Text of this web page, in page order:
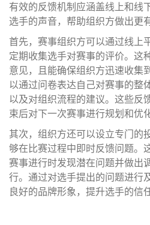
有效的反馈机制应涵盖线上和线
选手的声音，帮助组织方做出更
首先，赛事组织方可以通过线上
定期收集选手对赛事的评价。这
意见，且能确保组织方迅速收集
以通过问卷表达自己对赛事的整
以及对组织流程的建议。这些反
束后对下一次赛事进行规划和优化
其次，组织方还可以设立专门的
够在比赛过程中即时反馈问题。
赛事进行时发现潜在问题并做出
行。通过对选手提出的问题进行
良好的品牌形象，提升选手的信